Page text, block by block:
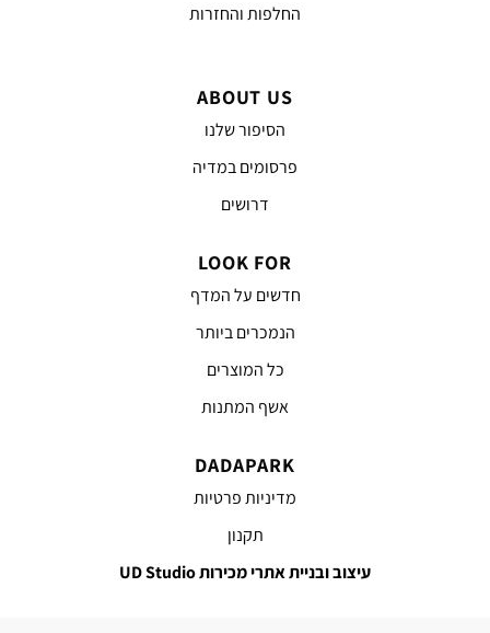
החלפות והחזרות
ABOUT US
הסיפור שלנו
פרסומים במדיה
דרושים
LOOK FOR
חדשים על המדף
הנמכרים ביותר
כל המוצרים
אשף המתנות
DADAPARK
מדיניות פרטיות
תקנון
עיצוב ובניית אתרי מכירות UD Studio